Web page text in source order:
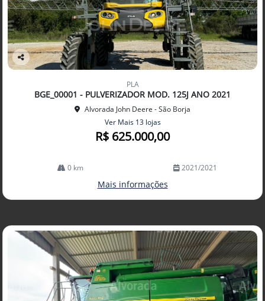
Co
PLA
BGE_00001 - PULVERIZADOR MOD. 125J ANO 2021
Alvorada John Deere - São Borja
Ver Mais 13 lojas
R$ 625.000,00
0 km 2021/2021
Mais informações